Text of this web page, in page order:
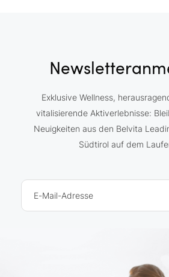
Exklusive Wellness,
vitalisierende Aktiverlebnisse:
Neuigkeiten aus den Belvita
Südtirol auf dem
E-Mail-Adresse